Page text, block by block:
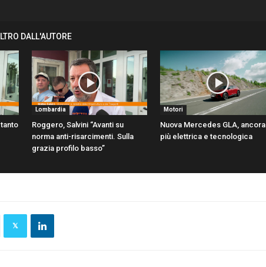
DALL'AUTORE
Lombardia
Roggero, Salvini “Avanti su
norma anti-risarcimenti. Sulla
grazia profilo basso”
Motori
Nuova Mercedes GLA, ancora
più elettrica e tecnologica